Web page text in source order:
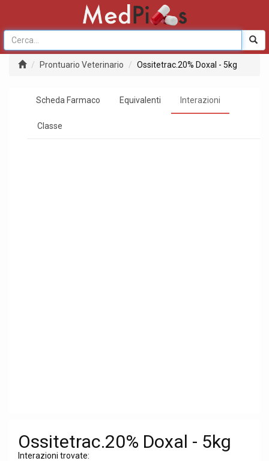
Prontuario Veterinario Ossitetrac.20% Doxal - 5kg
Scheda Farmaco Equivalenti Interazioni
Classe
Ossitetrac.20% Doxal - 5kg
Interazioni trovate: